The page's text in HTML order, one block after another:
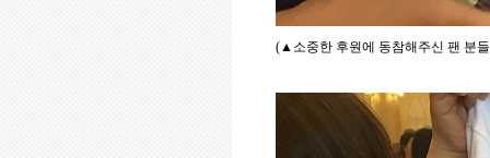
(▲ 소중한 후원에 동참해주신 팬 분들